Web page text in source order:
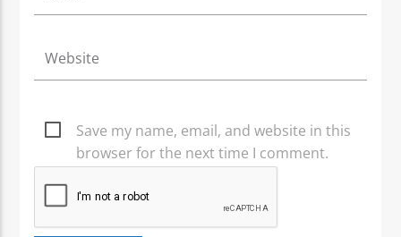
Save my name, email, and website in this
browser for the next time I comment.